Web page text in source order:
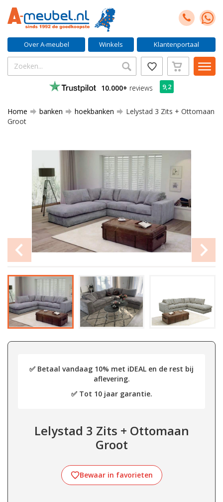
Over A-meubel Winkels Klantenportaal
10.000+ reviews 9,2
Home banken hoekbanken
Lelystad 3 Zits + Ottomaan
Groot
✅ Betaal vandaag 10% met iDEAL en de rest bij
aflevering.
✅ Tot 10 jaar garantie.
Lelystad 3 Zits + Ottomaan
Groot
Bewaar in favorieten